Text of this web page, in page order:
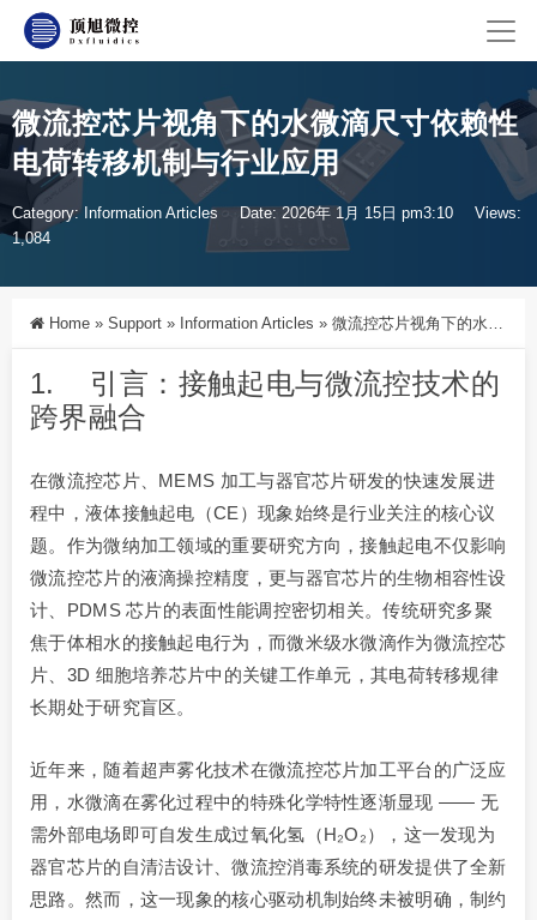
微流控芯片视角下的水微滴尺寸依赖性
电荷转移机制与行业应用
Category: Information Articles Date: 2026年 1月 15日 pm3:10
Views:
1,084
Home » Support » Information Articles » 微流控芯片视角下的水微滴尺寸依赖性电荷转移机制与行业应用
1. 引言：接触起电与微流控技术的
跨界融合
在微流控芯片、MEMS 加工与器官芯片研发的快速发展进
程中，液体接触起电（CE）现象始终是行业关注的核心议
题。作为微纳加工领域的重要研究方向，接触起电不仅影响
微流控芯片的液滴操控精度，更与器官芯片的生物相容性设
计、PDMS 芯片的表面性能调控密切相关。传统研究多聚
焦于体相水的接触起电行为，而微米级水微滴作为微流控芯
片、3D 细胞培养芯片中的关键工作单元，其电荷转移规律
长期处于研究盲区。
近年来，随着超声雾化技术在微流控芯片加工平台的广泛应
用，水微滴在雾化过程中的特殊化学特性逐渐显现 —— 无
需外部电场即可自发生成过氧化氢（H₂O₂），这一发现为
器官芯片的自清洁设计、微流控消毒系统的研发提供了全新
思路。然而，这一现象的核心驱动机制始终未被明确，制约